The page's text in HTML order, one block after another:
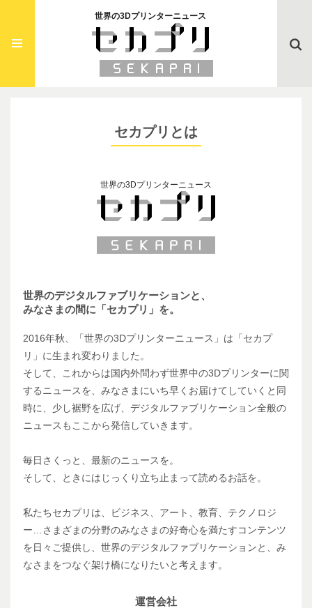
世界の3Dプリンターニュース
セカプリとは
世界の3Dプリンターニュース
世界のデジタルファブリケーションと、
みなさまの間に「セカプリ」を。
2016年秋、「世界の3Dプリンターニュース」は「セカプ
リ」に生まれ変わりました。
そして、これからは国内外問わず世界中の3Dプリンターに関
するニュースを、みなさまにいち早くお届けてしていくと同
時に、少し裾野を広げ、デジタルファブリケーション全般の
ニュースもここから発信していきます。
毎日さくっと、最新のニュースを。
そして、ときにはじっくり立ち止まって読めるお話を。
私たちセカプリは、ビジネス、アート、教育、テクノロジ
ー…さまざまの分野のみなさまの好奇心を満たすコンテンツ
を日々ご提供し、世界のデジタルファブリケーションと、み
なさまをつなぐ架け橋になりたいと考えます。
運営会社